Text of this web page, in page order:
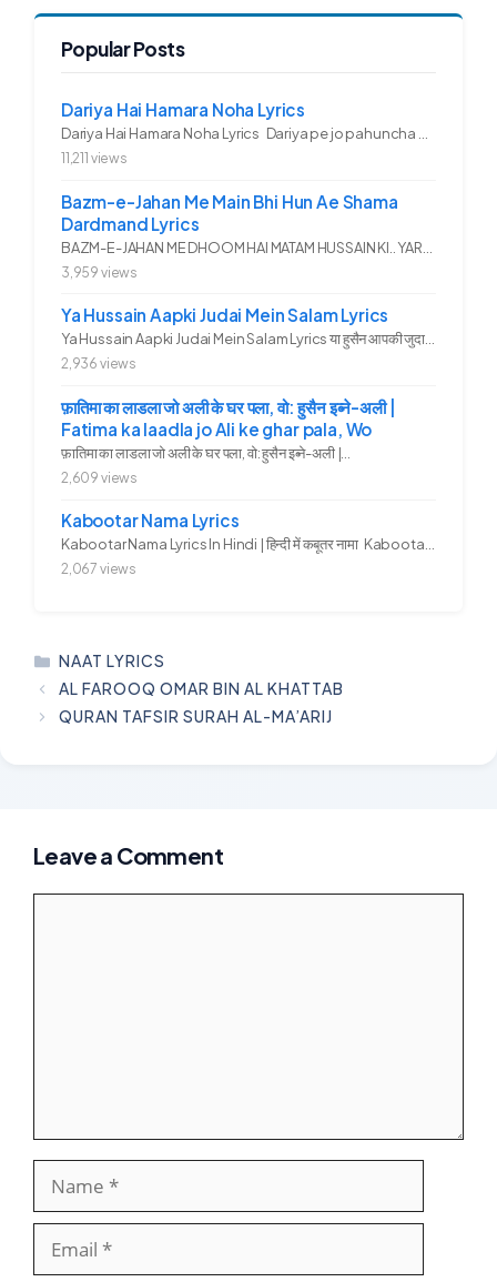
Popular Posts
Dariya Hai Hamara Noha Lyrics
11,211 views
Bazm-e-Jahan Me Main Bhi Hun Ae Shama
Dardmand Lyrics
3,959 views
Ya Hussain Aapki Judai Mein Salam Lyrics
2,936 views
फ़ातिमा का लाडला जो अली के घर पला, वो: हुसैन इब्ने-अली |
Fatima ka laadla jo Ali ke ghar pala, Wo
फ़ातिमा का लाडला जो अली के घर पला, वो: हुसैन इब्ने-अली |...
2,609 views
Kabootar Nama Lyrics
Kabootar Nama Lyrics In Hindi | हिन्दी में कबूतर नामा Kabootar...
2,067 views
CATEGORIES
NAAT LYRICS
AL FAROOQ OMAR BIN AL KHATTAB
QURAN TAFSIR SURAH AL-MA’ARIJ
Leave a Comment
Name
Email